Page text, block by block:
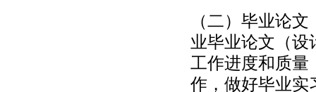
（二）毕业论
业毕业论文（设
工作进度和质量
作，做好毕业实